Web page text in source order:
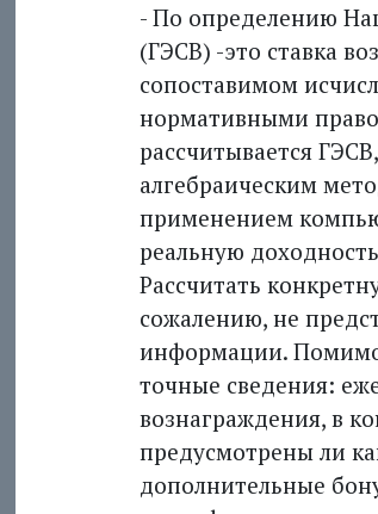
- По определению
(ГЭСВ) -это ставка
сопоставимом
нормативными
рассчитывается
алгебраическим
применением
реальную
Рассчитать
сожалению, не
информации.
точные сведения:
вознаграждения, в
предусмотрены ли
дополнительные